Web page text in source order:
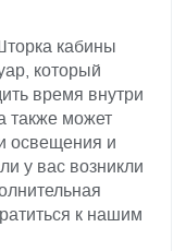
кабины
который
время внутри
также может
освещения и
у вас возникли
к нашим